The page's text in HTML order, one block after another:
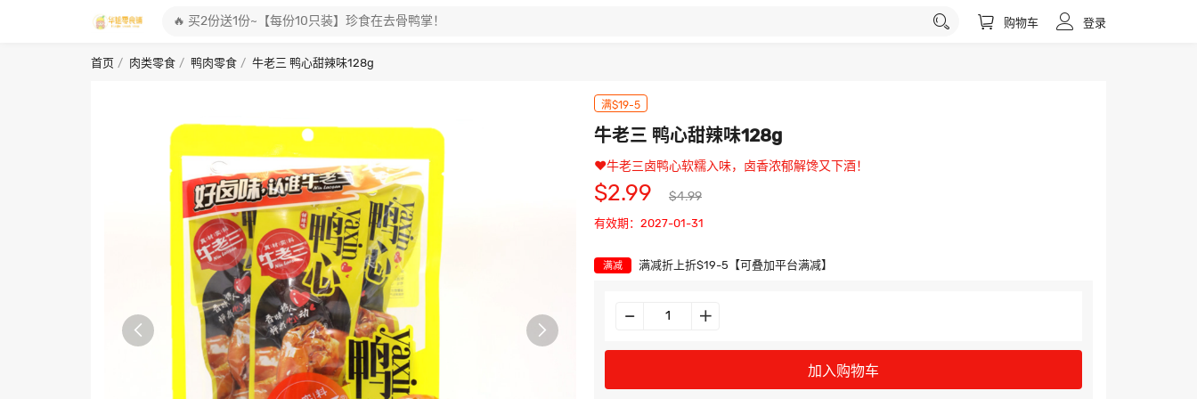
购物车 登录
首页 肉类零食 鸭肉零食 牛老三 鸭心甜辣味128g
 
满$19-5
牛老三 鸭心甜辣味128g
❤️牛老三卤鸭心软糯入味，卤香浓郁解馋又下酒！
$2.99 $4.99
有效期：2027-01-31
满减 满减折上折$19-5【可叠加平台满减】
加入购物车